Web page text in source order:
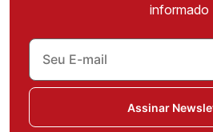
informado
Assinar